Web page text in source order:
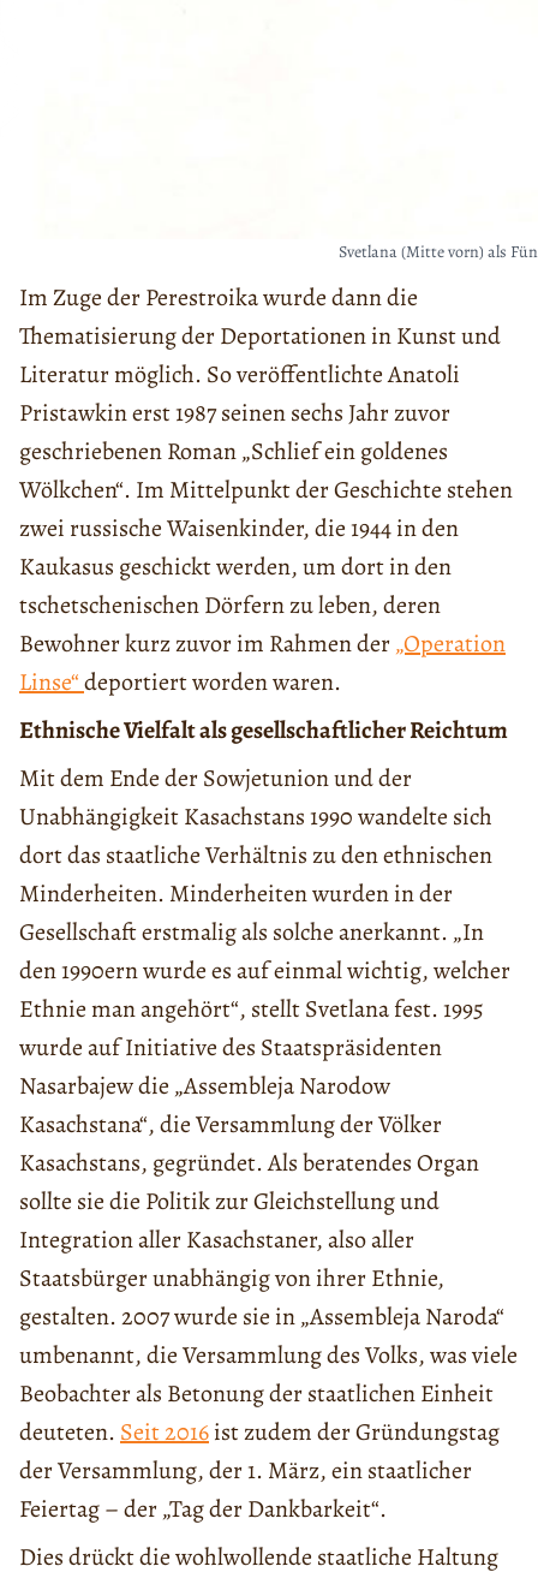
Svetlana (Mitte vorn) als
Im Zuge der Perestroika wurde dann die
Thematisierung der Deportationen in Kunst und
Literatur möglich. So veröffentlichte Anatoli
Pristawkin erst 1987 seinen sechs Jahr zuvor
geschriebenen Roman „Schlief ein goldenes
Wölkchen“. Im Mittelpunkt der Geschichte stehen
zwei russische Waisenkinder, die 1944 in den
Kaukasus geschickt werden, um dort in den
tschetschenischen Dörfern zu leben, deren
Bewohner kurz zuvor im Rahmen der„Operation
Linse“deportiert worden waren.
Ethnische Vielfalt als gesellschaftlicher Reichtum
Mit dem Ende der Sowjetunion und der
Unabhängigkeit Kasachstans 1990 wandelte sich
dort das staatliche Verhältnis zu den ethnischen
Minderheiten. Minderheiten wurden in der
Gesellschaft erstmalig als solche anerkannt. „In
den 1990ern wurde es auf einmal wichtig, welcher
Ethnie man angehört“, stellt Svetlana fest. 1995
wurde auf Initiative des Staatspräsidenten
Nasarbajew die „Assembleja Narodow
Kasachstana“, die Versammlung der Völker
Kasachstans, gegründet. Als beratendes Organ
sollte sie die Politik zur Gleichstellung und
Integration aller Kasachstaner, also aller
Staatsbürger unabhängig von ihrer Ethnie,
gestalten. 2007 wurde sie in „Assembleja Naroda“
umbenannt, die Versammlung des Volks, was viele
Beobachter als Betonung der staatlichen Einheit
deuteten. Seit 2016ist zudem der Gründungstag
der Versammlung, der 1. März, ein staatlicher
Feiertag – der „Tag der Dankbarkeit“.
Dies drückt die wohlwollende staatliche Haltung